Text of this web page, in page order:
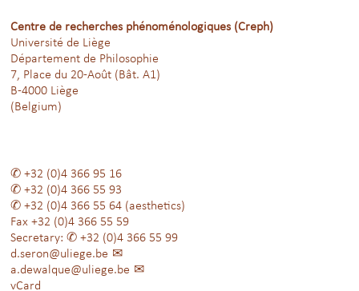
Centre de recherches phénoménologiques (Creph)
Université de Liège
Département de Philosophie
7, Place du 20-Août (Bât. A1)
B-4000 Liège
(Belgium)
+32 (0)4 366 95 16
+32 (0)4 366 55 93
+32 (0)4 366 55 64 (aesthetics)
Fax +32 (0)4 366 55 59
Secretary:
+32 (0)4 366 55 99
d.seron@uliege.be
a.dewalque@uliege.be
vCard